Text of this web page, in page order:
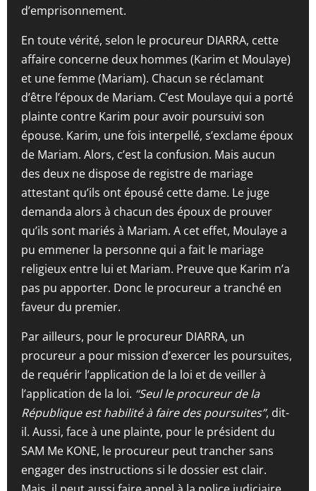
d’emprisonnement.
En toute vérité, selon le procureur DIARRA, cette
affaire concerne deux hommes (Karim et Moulaye)
et une femme (Mariam). Chacun se réclamant
d’être l’époux de Mariam. C’est Moulaye qui a porté
plainte contre Karim pour avoir poursuivi son
épouse. Karim, une fois interpellé, s’exclame époux
de Mariam. Alors, c’est la confusion. Mais aucun
des deux ne dispose de registre de mariage
attestant qu’ils ont épousé cette dame. Le juge
demanda alors à chacun des époux de prouver
qu’ils sont mariés à Mariam. A cet effet, Moulaye a
pu emmener la personne qui a fait le mariage
religieux entre lui et Mariam. Preuve que Karim n’a
pas pu apporter. Donc le procureur a tranché en
faveur du premier.
Par ailleurs, pour le procureur DIARRA, un
procureur a pour mission d’exercer les poursuites,
de requérir l’application de la loi et de veiller à
l’application de la loi. “Seul le procureur de la
République est habilité à faire des poursuites”, dit-
il. Aussi, face à une plainte, pour le président du
SAM Me KONE, le procureur peut trancher sans
engager des instructions si le dossier est clair.